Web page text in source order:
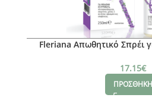
Fleriana Απωθητικό Σπρέι
17.15€
ΠΡΟΣΘΗΚΗ